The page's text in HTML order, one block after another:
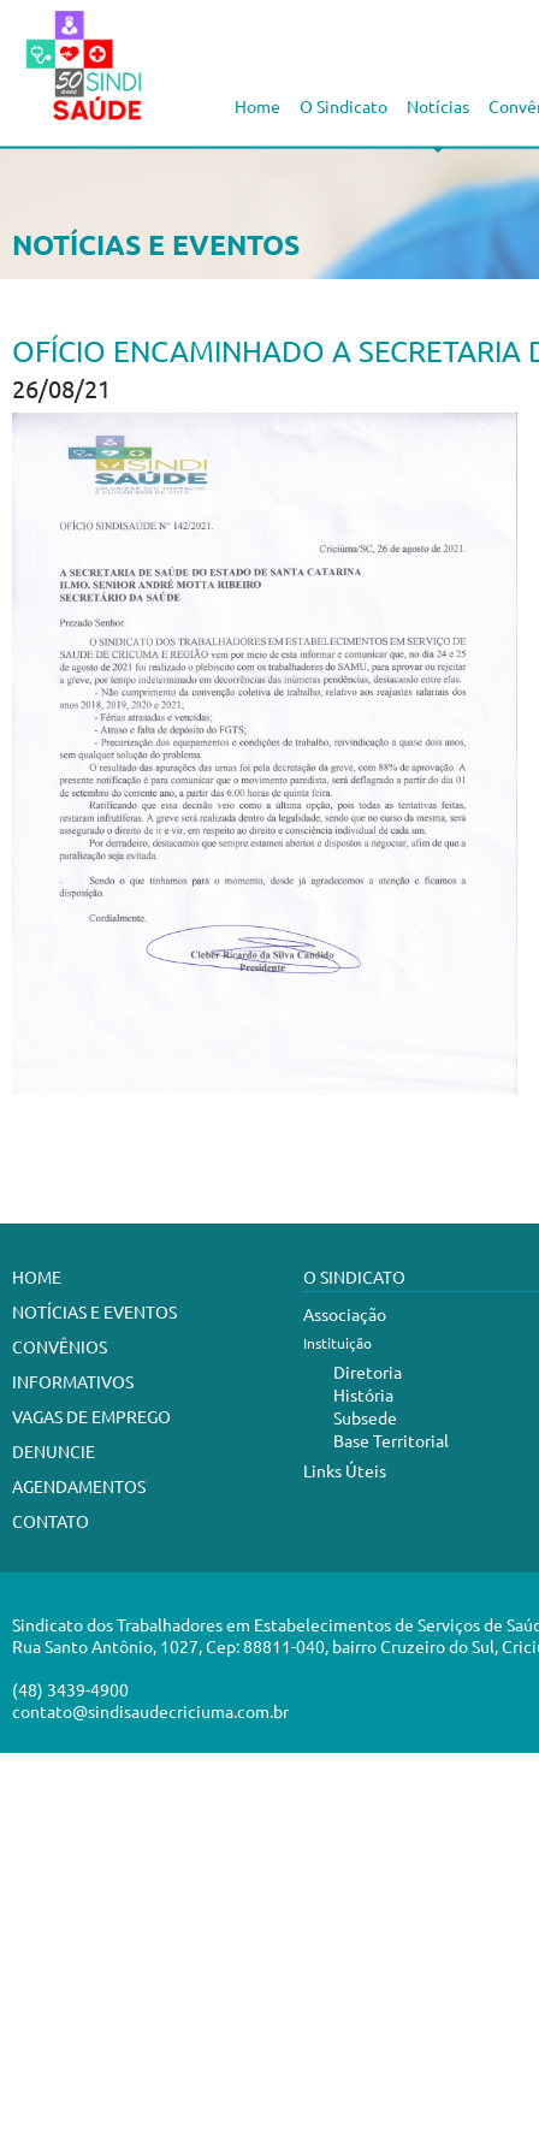
Notícias
O Sindicato
Home
NOTÍCIAS E EVENTOS
OFÍCIO ENCAMINHADO A SECRETARIA
26/08/21
HOME
NOTÍCIAS E EVENTOS
CONVÊNIOS
INFORMATIVOS
VAGAS DE EMPREGO
DENUNCIE
AGENDAMENTOS
CONTATO
O SINDICATO
Associação
Instituição
Diretoria
História
Subsede
Base Territorial
Links Úteis
Sindicato dos Trabalhadores em Estabelecimentos de Serviços de
Rua Santo Antônio, 1027, Cep: 88811-040, bairro Cruzeiro do Sul,
(48) 3439-4900
contato@sindisaudecriciuma.com.br